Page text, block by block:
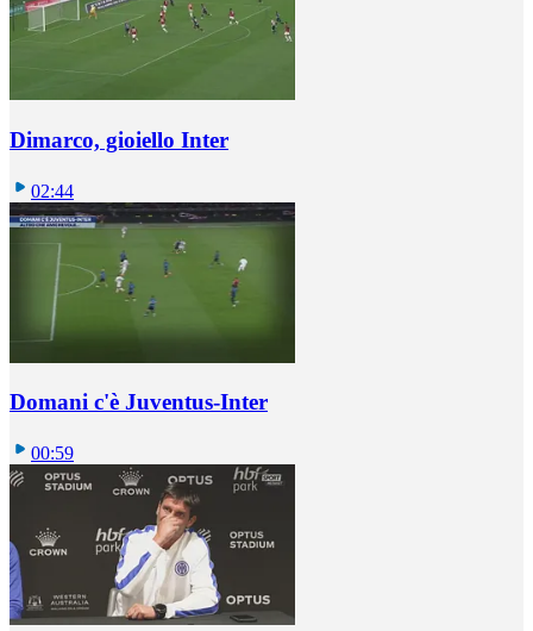
Dimarco, gioiello Inter
02:44
Domani c'è Juventus-Inter
00:59